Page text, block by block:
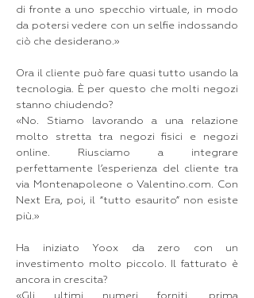
di fronte a uno specchio virtuale, in modo
da potersi vedere con un selfie indossando
ciò che desiderano.»
Ora il cliente può fare quasi tutto usando la
tecnologia. È per questo che molti negozi
stanno chiudendo?
«No. Stiamo lavorando a una relazione
molto stretta tra negozi fisici e negozi
online. Riusciamo a integrare
perfettamente l’esperienza del cliente tra
via Montenapoleone o Valentino.com. Con
Next Era, poi, il “tutto esaurito” non esiste
più.»
Ha iniziato Yoox da zero con un
investimento molto piccolo. Il fatturato è
ancora in crescita?